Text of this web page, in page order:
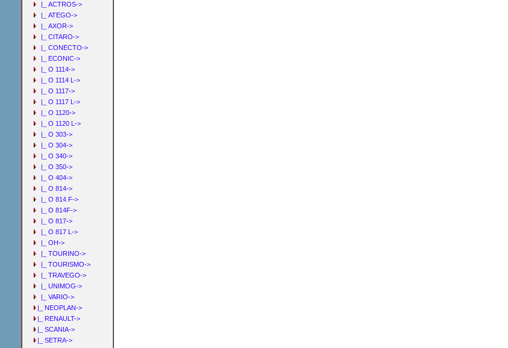
|_ ACTROS->
|_ ATEGO->
|_ AXOR->
|_ CITARO->
|_ CONECTO->
|_ ECONIC->
|_ O 1114->
|_ O 1114 L->
|_ O 1117->
|_ O 1117 L->
|_ O 1120->
|_ O 1120 L->
|_ O 303->
|_ O 304->
|_ O 340->
|_ O 350->
|_ O 404->
|_ O 814->
|_ O 814 F->
|_ O 814F->
|_ O 817->
|_ O 817 L->
|_ OH->
|_ TOURINO->
|_ TOURISMO->
|_ TRAVEGO->
|_ UNIMOG->
|_ VARIO->
|_ NEOPLAN->
|_ RENAULT->
|_ SCANIA->
|_ SETRA->